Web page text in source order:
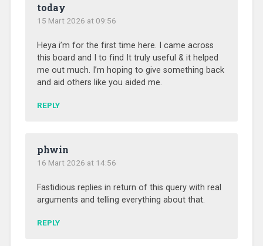
today
15 Mart 2026 at 09:56
Heya i’m for the first time here. I came across
this board and I to find It truly useful & it helped
me out much. I’m hoping to give something back
and aid others like you aided me.
REPLY
phwin
16 Mart 2026 at 14:56
Fastidious replies in return of this query with real
arguments and telling everything about that.
REPLY